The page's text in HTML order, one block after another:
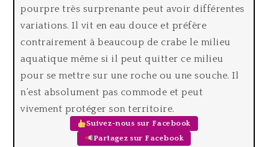
pourpre très surprenante peut avoir différentes
variations. Il vit en eau douce et préfère
contrairement à beaucoup de crabe le milieu
aquatique même si il peut quitter ce milieu
pour se mettre sur une roche ou une souche. Il
n’est absolument pas commode et peut
vivement protéger son territoire.
Suivez-nous sur Facebook
Partagez sur Facebook